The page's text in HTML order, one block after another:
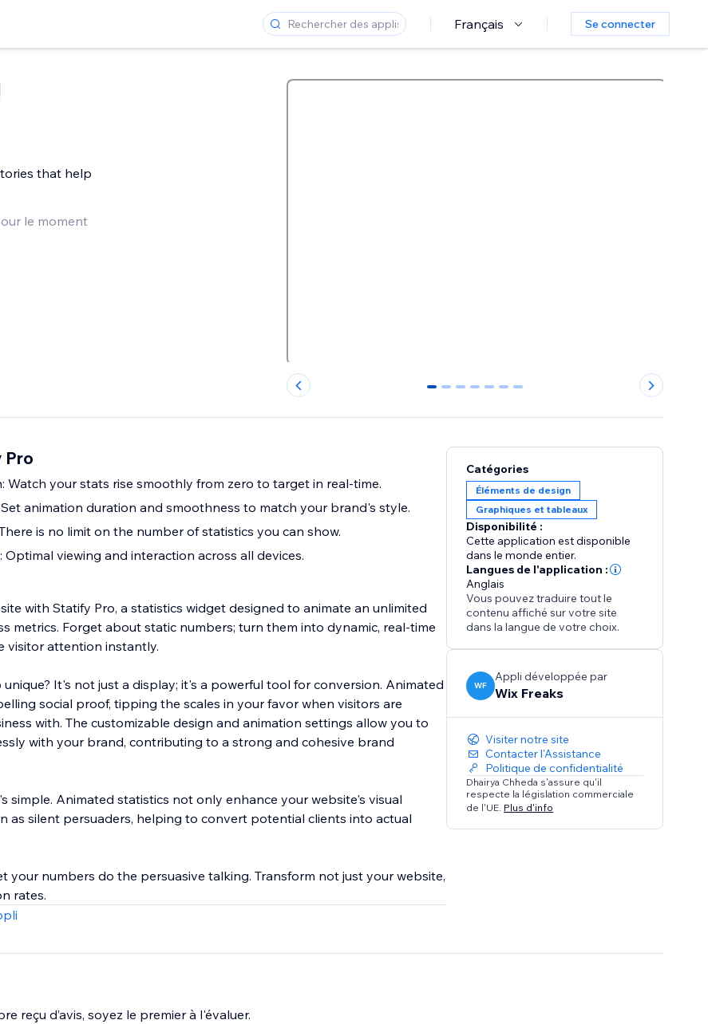
Français Se connecter
that help
le moment
0 1 2 3 4 5 6
Pro
Watch your stats rise smoothly from zero to target in real-time.
animation duration and smoothness to match your brand's style.
is no limit on the number of statistics you can show.
Optimal viewing and interaction across all devices.
with Statify Pro, a statistics widget designed to animate an unlimited
metrics. Forget about static numbers; turn them into dynamic, real-time
visitor attention instantly.
It's not just a display; it's a powerful tool for conversion. Animated
social proof, tipping the scales in your favor when visitors are
with. The customizable design and animation settings allow you to
with your brand, contributing to a strong and cohesive brand
simple. Animated statistics not only enhance your website's visual
as silent persuaders, helping to convert potential clients into actual
your numbers do the persuasive talking. Transform not just your website,
rates.
Catégories
Éléments de design
Graphiques et tableaux
Disponibilité :
Cette application est disponible
dans le monde entier.
Langues de l'application :
Anglais
Vous pouvez traduire tout le
contenu affiché sur votre site
dans la langue de votre choix.
WF
Appli développée par
Wix Freaks
Visiter notre site
Contacter l'Assistance
Politique de confidentialité
Dhairya Chheda s'assure qu'il
respecte la législation commerciale
de l'UE. Plus d'info
reçu d’avis, soyez le premier à l'évaluer.